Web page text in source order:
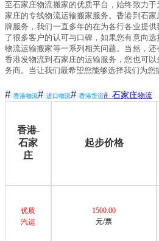
至石家庄物流搬家的优质平台，始终致力
家庄的专线物流运输搬家服务。香港到石
牌服务，我们一直多年的在为各行各业提
了很多客户的认可与口碑，如果您有意向
物流运输搬家等一系列相关问题。当然，还
香港发物流到石家庄的运输服务，您也可
务商。当让我们最希望您能够选择我们为您
# 香港物流# 进口物流# 香港货运# 石家庄物流
香港-
石家
庄
起步价格
优质
汽运
1500.00
元/票